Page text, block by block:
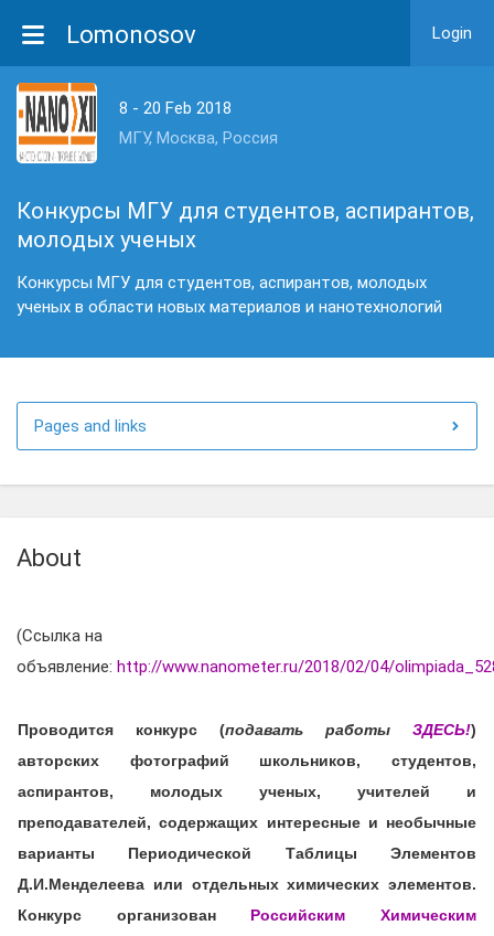
Lomonosov Login
8 - 20 Feb 2018
МГУ, Москва, Россия
Конкурсы МГУ для студентов, аспирантов,
молодых ученых
Конкурсы МГУ для студентов, аспирантов, молодых
ученых в области новых материалов и нанотехнологий
Pages and links
About
(Ссылка на
объявление: http://www.nanometer.ru/2018/02/04/
Проводится конкурс (подавать работы ЗДЕСЬ!)
авторских фотографий школьников, студентов,
аспирантов, молодых ученых, учителей и
преподавателей, содержащих интересные и необычные
варианты Периодической Таблицы Элементов
Д.И.Менделеева или отдельных химических элементов.
Конкурс организован Российским Химическим